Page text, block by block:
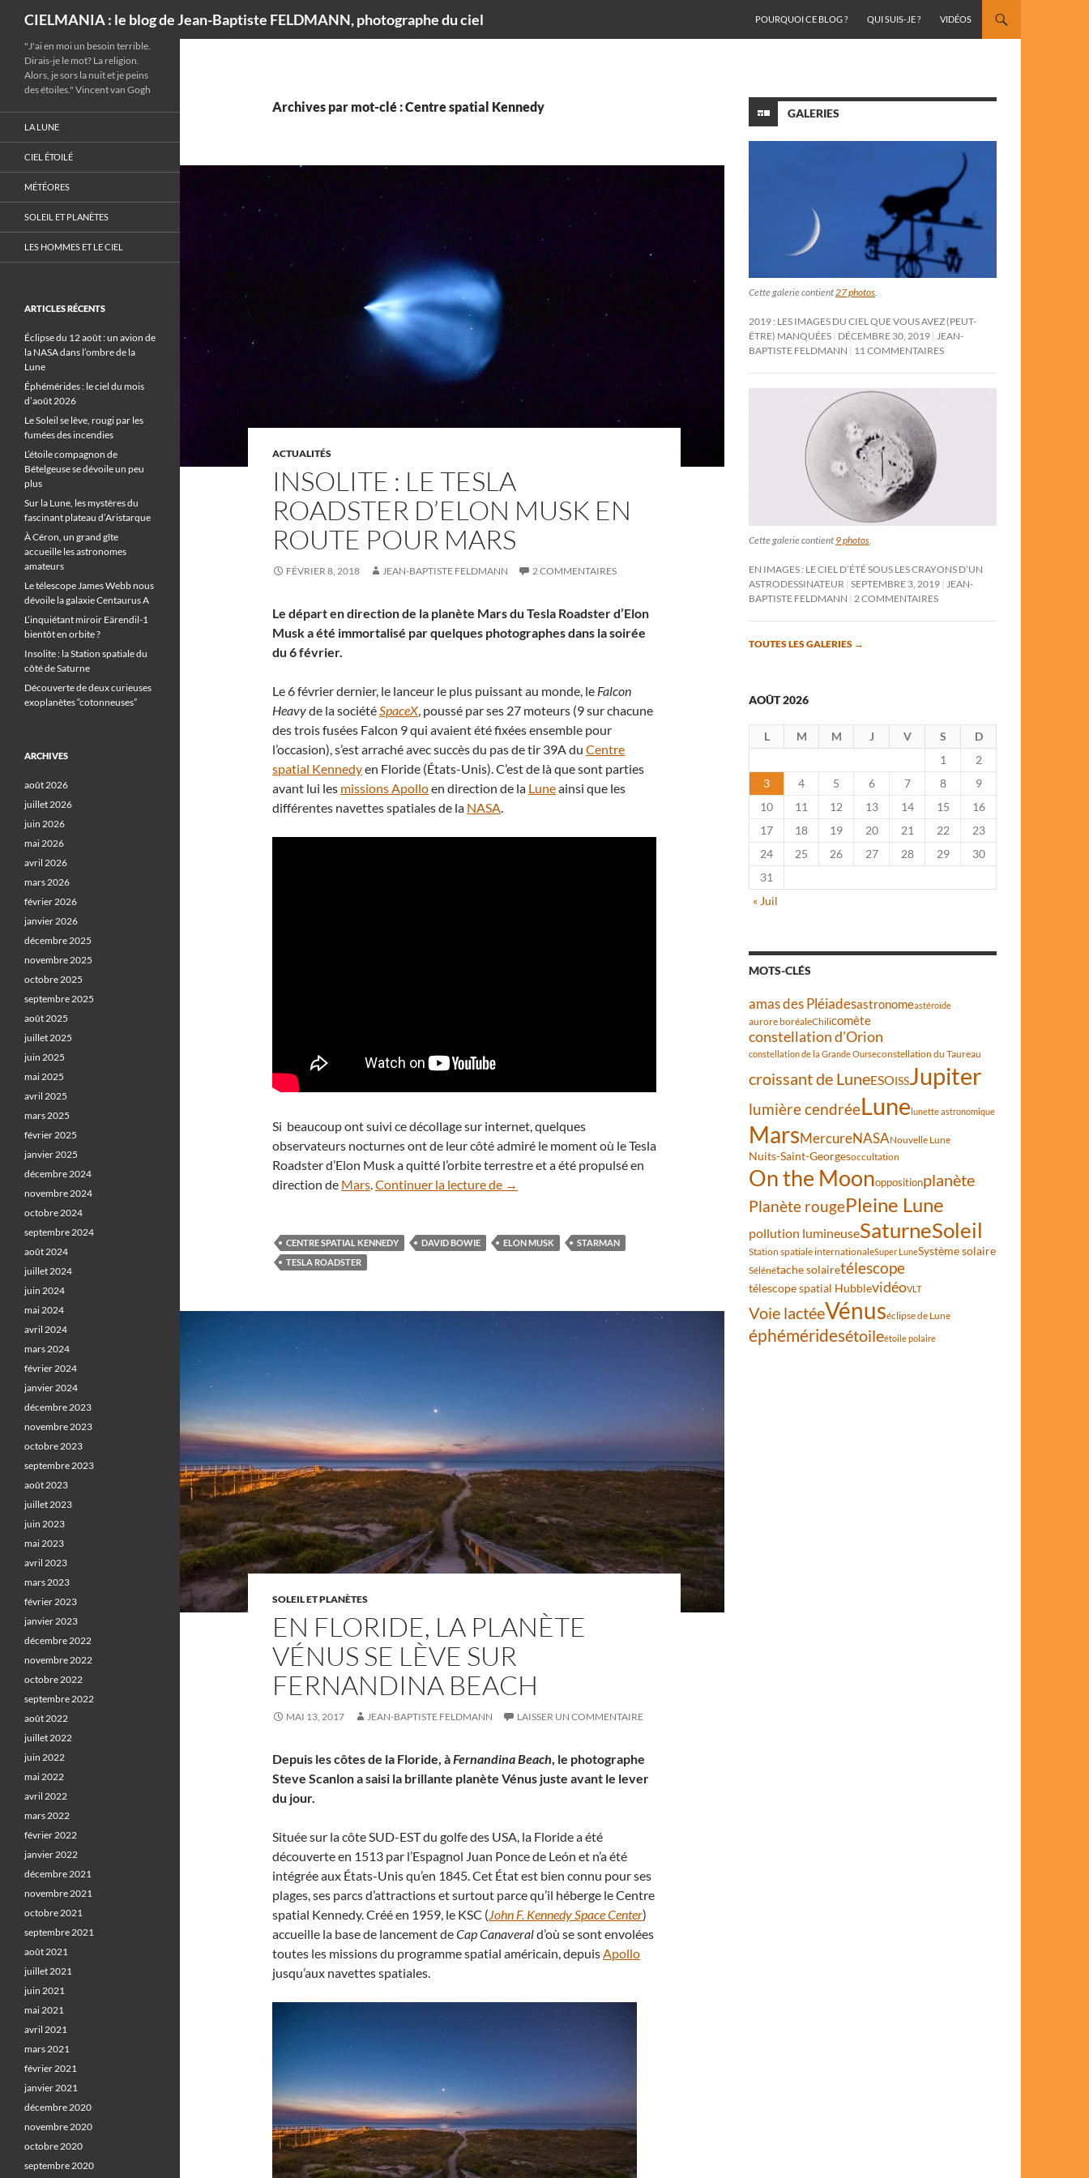
CIELMANIA : le blog de Jean-Baptiste FELDMANN, photographe du ciel
POURQUOI CE BLOG ?
QUI SUIS-JE ? VIDÉOS
Archives par mot-clé : Centre spatial Kennedy
ACTUALITÉS
INSOLITE : LE TESLA
ROADSTER D’ELON MUSK EN
ROUTE POUR MARS
FÉVRIER 8, 2018 JEAN-BAPTISTE FELDMANN 2 COMMENTAIRES
Le départ en direction de la planète Mars du Tesla Roadster d’Elon
Musk a été immortalisé par quelques photographes dans la soirée
du 6 février.
Le 6 février dernier, le lanceur le plus puissant au monde, le Falcon
Heavyde la sociétéSpaceX, poussé par ses 27 moteurs (9 sur chacune
des trois fusées Falcon 9 qui avaient été fixées ensemble pour
l’occasion), s’est arraché avec succès du pas de tir 39A du Centre
spatial Kennedyen Floride (États-Unis). C’est de là que sont parties
avant lui les missions Apolloen direction de la Luneainsi que les
différentes navettes spatiales de la NASA.
Si beaucoup ont suivi ce décollage sur internet, quelques
observateurs nocturnes ont de leur côté admiré le moment où le Tesla
Roadster d’Elon Musk a quitté l’orbite terrestre et a été propulsé en
direction de Mars.Continuer la lecture de Insolite : le Tesla Roadster d’Elon Musk en route pour Mars
→
CENTRE SPATIAL KENNEDY DAVID BOWIE ELON MUSK
STARMAN
TESLA ROADSTER
SOLEIL ET PLANÈTES
EN FLORIDE, LA PLANÈTE
VÉNUS SE LÈVE SUR
FERNANDINA BEACH
MAI 13, 2017 JEAN-BAPTISTE FELDMANN LAISSER UN COMMENTAIRE
Depuis les côtes de la Floride, àFernandina Beach, le photographe
Steve Scanlon a saisi la brillante planète Vénus juste avant le lever
du jour.
Située sur la côte SUD-EST du golfe des USA, la Floride a été
découverte en 1513 par l’Espagnol Juan Ponce de León et n’a été
intégrée aux États-Unis qu’en 1845. Cet État est bien connu pour ses
plages, ses parcs d’attractions et surtout parce qu’il héberge le Centre
spatial Kennedy. Créé en 1959, le KSC (John F. Kennedy Space Center)
accueille la base de lancement deCap Canaverald’où se sont envolées
toutes les missions du programme spatial américain, depuisApollo
jusqu’aux navettes spatiales.
GALERIES
Cette galerie contient27 photos.
2019 : LES IMAGES DU CIEL QUE VOUS AVEZ (PEUT-
ÊTRE) MANQUÉES DÉCEMBRE 30, 2019 JEAN-
BAPTISTE FELDMANN
11 COMMENTAIRES
Cette galerie contient 9 photos
EN IMAGES : LE CIEL D’ÉTÉ SOUS LES CRAYONS D’UN
ASTRODESSINATEUR SEPTEMBRE 3, 2019
JEAN-
BAPTISTE FELDMANN
2 COMMENTAIRES
TOUTES LES GALERIES →
AOÛT 2026
L M M J V S
D
1
2
3
4 5 6 7 8
9
10
11 12 13 14 15
16
17
18 19 20 21 22
23
24
25 26 27 28 29
30
31
« Juil
MOTS-CLÉS
amas des Pléiadesastronomeastéroïde
aurore boréaleChilicomète
constellation d'Orion
constellation de la Grande Ourseconstellation du Taureau
croissant de LuneESOISSJupiter
lumière cendréeLunelunette astronomique
MarsMercureNASANouvelle Lune
Nuits-Saint-Georgesoccultation
On the Moonoppositionplanète
Planète rougePleine Lune
pollution lumineuseSaturneSoleil
Station spatiale internationaleSuper LuneSystème solaire
Sélénétache solairetélescope
télescope spatial HubblevidéoVLT
Voie lactéeVénuséclipse de Lune
éphéméridesétoileétoile polaire
"J'ai en moi un besoin terrible.
Dirais-je le mot? La religion.
Alors, je sors la nuit et je peins
des étoiles." Vincent van Gogh
LA LUNE
CIEL ÉTOILÉ
MÉTÉORES
SOLEIL ET PLANÈTES
LES HOMMES ET LE CIEL
ARTICLES RÉCENTS
Éclipse du 12 août : un avion de
la NASA dans l’ombre de la
Lune
Éphémérides : le ciel du mois
d’août 2026
Le Soleil se lève, rougi par les
fumées des incendies
L’étoile compagnon de
Bételgeuse se dévoile un peu
plus
Sur la Lune, les mystères du
fascinant plateau d’Aristarque
À Céron, un grand gîte
accueille les astronomes
amateurs
Le télescope James Webb nous
dévoile la galaxie Centaurus A
L’inquiétant miroir Eärendil-1
bientôt en orbite ?
Insolite : la Station spatiale du
côté de Saturne
Découverte de deux curieuses
exoplanètes “cotonneuses”
ARCHIVES
août 2026
juillet 2026
juin 2026
mai 2026
avril 2026
mars 2026
février 2026
janvier 2026
décembre 2025
novembre 2025
octobre 2025
septembre 2025
août 2025
juillet 2025
juin 2025
mai 2025
avril 2025
mars 2025
février 2025
janvier 2025
décembre 2024
novembre 2024
octobre 2024
septembre 2024
août 2024
juillet 2024
juin 2024
mai 2024
avril 2024
mars 2024
février 2024
janvier 2024
décembre 2023
novembre 2023
octobre 2023
septembre 2023
août 2023
juillet 2023
juin 2023
mai 2023
avril 2023
mars 2023
février 2023
janvier 2023
décembre 2022
novembre 2022
octobre 2022
septembre 2022
août 2022
juillet 2022
juin 2022
mai 2022
avril 2022
mars 2022
février 2022
janvier 2022
décembre 2021
novembre 2021
octobre 2021
septembre 2021
août 2021
juillet 2021
juin 2021
mai 2021
avril 2021
mars 2021
février 2021
janvier 2021
décembre 2020
novembre 2020
octobre 2020
septembre 2020